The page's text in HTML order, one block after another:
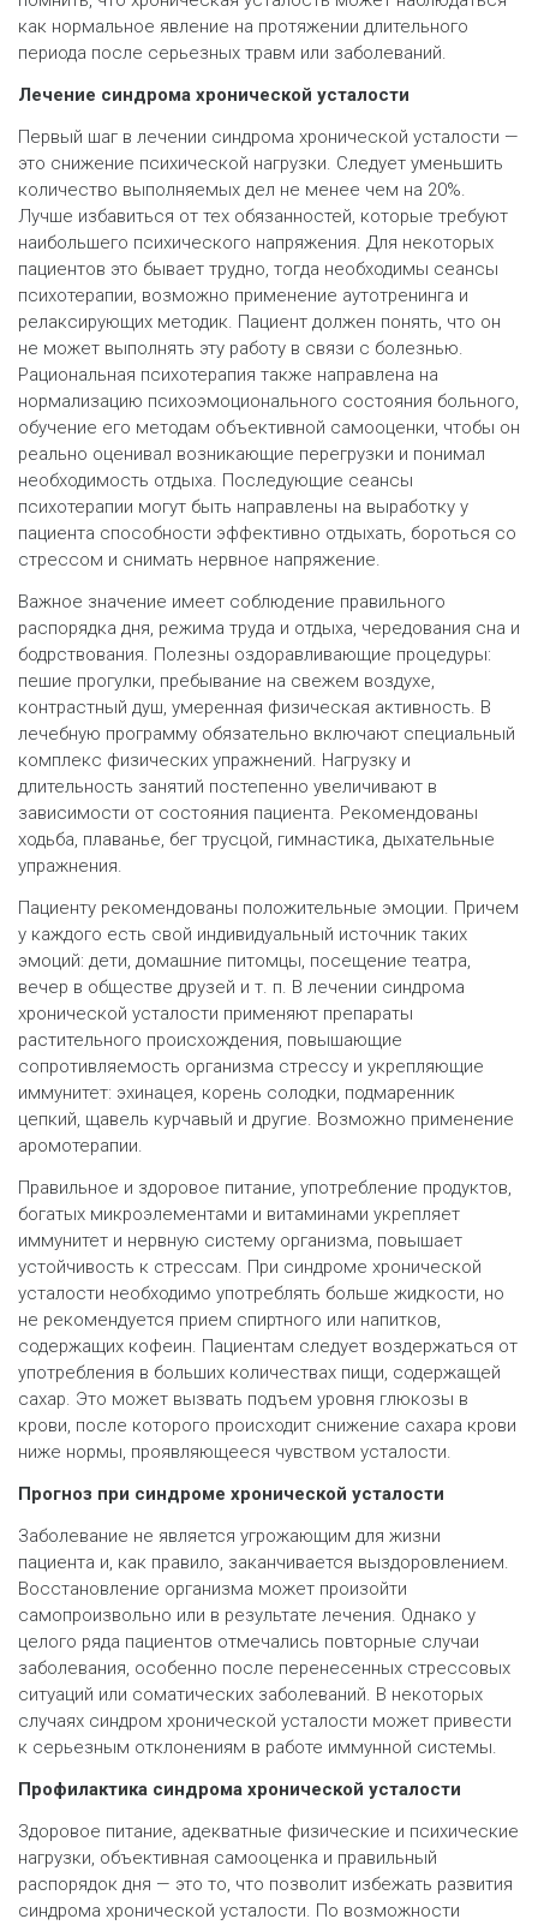
как нормальное явление на протяжении длительного
периода после серьезных травм или заболеваний.
Лечение синдрома хронической усталости
Первый шаг в лечении синдрома хронической усталости —
это снижение психической нагрузки. Следует уменьшить
количество выполняемых дел не менее чем на 20%.
Лучше избавиться от тех обязанностей, которые требуют
наибольшего психического напряжения. Для некоторых
пациентов это бывает трудно, тогда необходимы сеансы
психотерапии, возможно применение аутотренинга и
релаксирующих методик. Пациент должен понять, что он
не может выполнять эту работу в связи с болезнью.
Рациональная психотерапия также направлена на
нормализацию психоэмоционального состояния больного,
обучение его методам объективной самооценки, чтобы он
реально оценивал возникающие перегрузки и понимал
необходимость отдыха. Последующие сеансы
психотерапии могут быть направлены на выработку у
пациента способности эффективно отдыхать, бороться со
стрессом и снимать нервное напряжение.
Важное значение имеет соблюдение правильного
распорядка дня, режима труда и отдыха, чередования сна и
бодрствования. Полезны оздоравливающие процедуры:
пешие прогулки, пребывание на свежем воздухе,
контрастный душ, умеренная физическая активность. В
лечебную программу обязательно включают специальный
комплекс физических упражнений. Нагрузку и
длительность занятий постепенно увеличивают в
зависимости от состояния пациента. Рекомендованы
ходьба, плаванье, бег трусцой, гимнастика, дыхательные
упражнения.
Пациенту рекомендованы положительные эмоции. Причем
у каждого есть свой индивидуальный источник таких
эмоций: дети, домашние питомцы, посещение театра,
вечер в обществе друзей и т. п. В лечении синдрома
хронической усталости применяют препараты
растительного происхождения, повышающие
сопротивляемость организма стрессу и укрепляющие
иммунитет: эхинацея, корень солодки, подмаренник
цепкий, щавель курчавый и другие. Возможно применение
аромотерапии.
Правильное и здоровое питание, употребление продуктов,
богатых микроэлементами и витаминами укрепляет
иммунитет и нервную систему организма, повышает
устойчивость к стрессам. При синдроме хронической
усталости необходимо употреблять больше жидкости, но
не рекомендуется прием спиртного или напитков,
содержащих кофеин. Пациентам следует воздержаться от
употребления в больших количествах пищи, содержащей
сахар. Это может вызвать подъем уровня глюкозы в
крови, после которого происходит снижение сахара крови
ниже нормы, проявляющееся чувством усталости.
Прогноз при синдроме хронической усталости
Заболевание не является угрожающим для жизни
пациента и, как правило, заканчивается выздоровлением.
Восстановление организма может произойти
самопроизвольно или в результате лечения. Однако у
целого ряда пациентов отмечались повторные случаи
заболевания, особенно после перенесенных стрессовых
ситуаций или соматических заболеваний. В некоторых
случаях синдром хронической усталости может привести
к серьезным отклонениям в работе иммунной системы.
Профилактика синдрома хронической усталости
Здоровое питание, адекватные физические и психические
нагрузки, объективная самооценка и правильный
распорядок дня — это то, что позволит избежать развития
синдрома хронической усталости. По возможности